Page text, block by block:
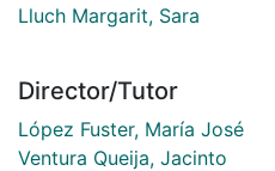
Lluch Margarit, Sara
Director/Tutor
López Fuster, María José
Ventura Queija, Jacinto